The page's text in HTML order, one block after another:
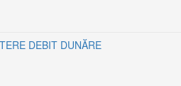
DEBIT DUNĂRE